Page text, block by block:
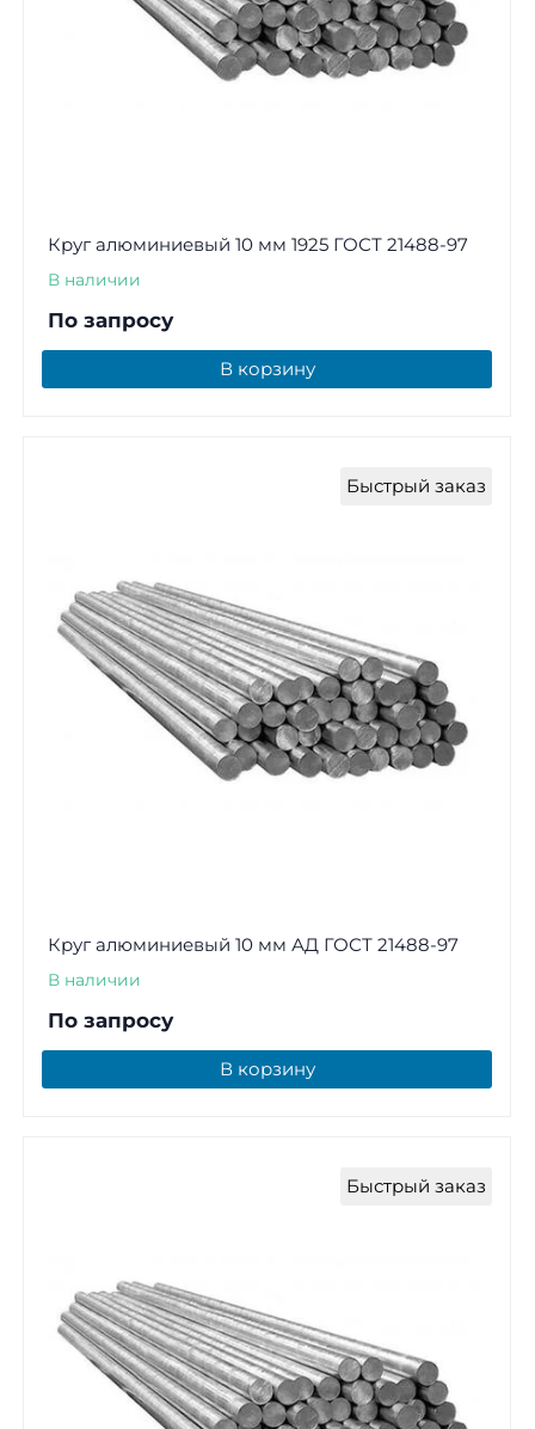
Круг алюминиевый 10 мм 1925 ГОСТ 21488-97
В наличии
По запросу
В корзину
Быстрый заказ
Круг алюминиевый 10 мм АД ГОСТ 21488-97
В наличии
По запросу
В корзину
Быстрый заказ